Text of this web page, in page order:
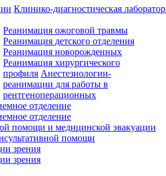
Клинико-диагностическая
Реанимация ожоговой травмы
Реанимация детского отделения
Реанимация новорожденных
Реанимация хирургического
профиля Анестезиологии-
реанимации для работы в
рентгеноперационных
отделение
отделение
помощи и медицинской эвакуации
помощи
зрения
зрения